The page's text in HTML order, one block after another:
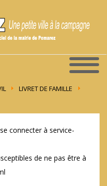
LIVRET DE FAMILLE
connecter à service-
de ne pas être à